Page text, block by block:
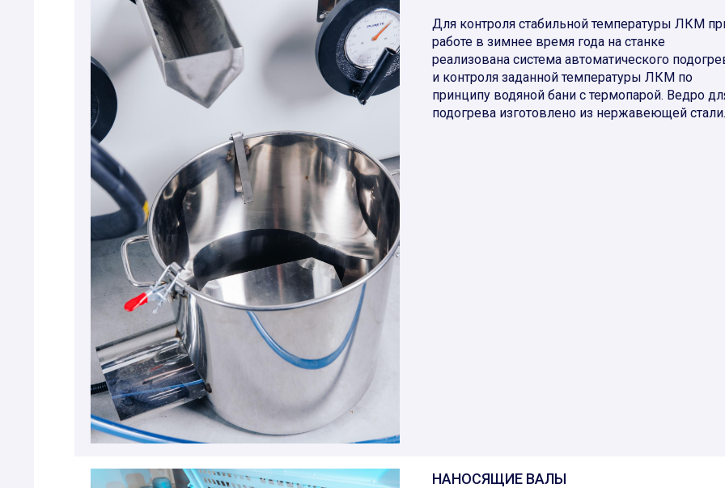
Для контроля стабильной температуры ЛКМ
работе в зимнее время года на станке
реализована система автоматического
и контроля заданной температуры ЛКМ по
принципу водяной бани с термопарой. Ведро
подогрева изготовлено из нержавеющей стали.
НАНОСЯЩИЕ ВАЛЫ